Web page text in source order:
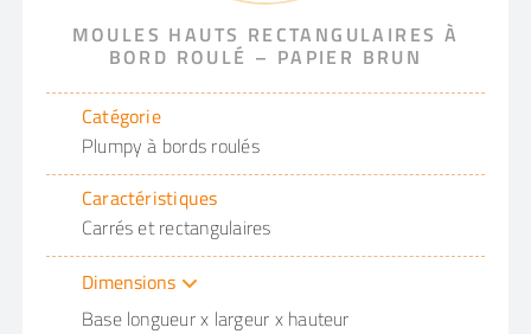
MOULES HAUTS RECTANGULAIRES À
BORD ROULÉ – PAPIER BRUN
Catégorie
Plumpy à bords roulés
Caractéristiques
Carrés et rectangulaires
Dimensions
Base longueur x largeur x hauteur